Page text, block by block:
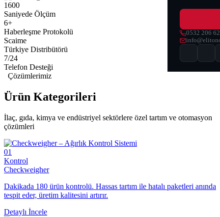
0532 206
1600
Saniyede Ölçüm
6+
Haberleşme Protokolü
Scaime
Türkiye Distribütörü
7/24
Telefon Desteği
Çözümlerimiz
Ürün Kategorileri
İlaç, gıda, kimya ve endüstriyel sektörlere özel tartım ve otomasyon
çözümleri
01
Kontrol
Checkweigher
Dakikada 180 ürün kontrolü. Hassas tartım ile hatalı paketleri anında
tespit eder, üretim kalitesini artırır.
Detaylı İncele